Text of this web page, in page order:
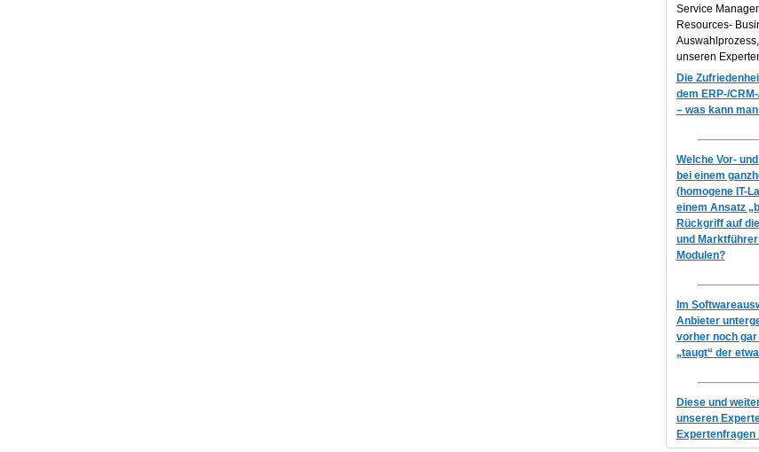
Service
Resources-
unseren
Die
dem ERP-/
– was kann
Welche Vor-
bei einem
(homogene IT-
einem Ansatz
Rückgriff auf
und
Modulen?
Im
Anbieter
vorher noch
„taugt“ der
Diese und
unseren
Expertenfragen